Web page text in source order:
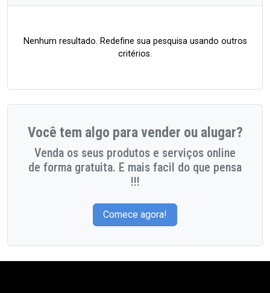
Nenhum resultado. Redefine sua pesquisa usando outros
critérios.
Você tem algo para vender ou alugar?
Venda os seus produtos e serviços online
de forma gratuita. E mais facil do que pensa
!!!
Comece agora!